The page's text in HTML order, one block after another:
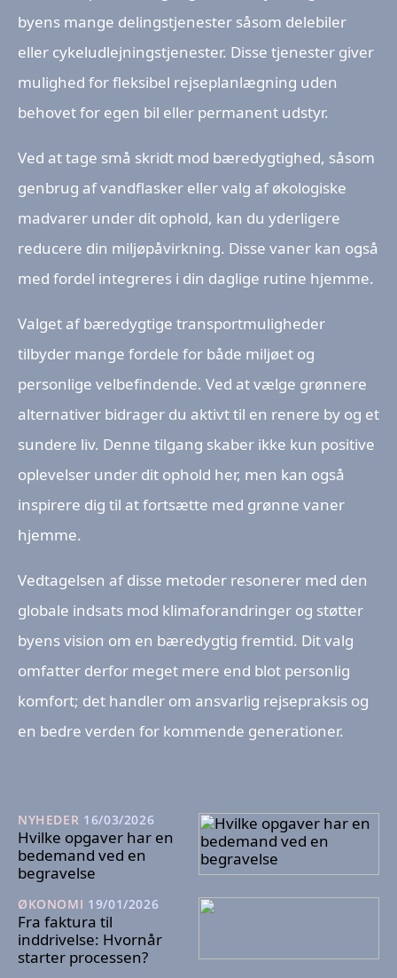
byens mange delingstjenester såsom delebiler
eller cykeludlejningstjenester. Disse tjenester giver
mulighed for fleksibel rejseplanlægning uden
behovet for egen bil eller permanent udstyr.
Ved at tage små skridt mod bæredygtighed, såsom
genbrug af vandflasker eller valg af økologiske
madvarer under dit ophold, kan du yderligere
reducere din miljøpåvirkning. Disse vaner kan også
med fordel integreres i din daglige rutine hjemme.
Valget af bæredygtige transportmuligheder
tilbyder mange fordele for både miljøet og
personlige velbefindende. Ved at vælge grønnere
alternativer bidrager du aktivt til en renere by og et
sundere liv. Denne tilgang skaber ikke kun positive
oplevelser under dit ophold her, men kan også
inspirere dig til at fortsætte med grønne vaner
hjemme.
Vedtagelsen af disse metoder resonerer med den
globale indsats mod klimaforandringer og støtter
byens vision om en bæredygtig fremtid. Dit valg
omfatter derfor meget mere end blot personlig
komfort; det handler om ansvarlig rejsepraksis og
en bedre verden for kommende generationer.
NYHEDER 16/03/2026
Hvilke opgaver har en
bedemand ved en
begravelse
ØKONOMI 19/01/2026
Fra faktura til
inddrivelse: Hvornår
starter processen?